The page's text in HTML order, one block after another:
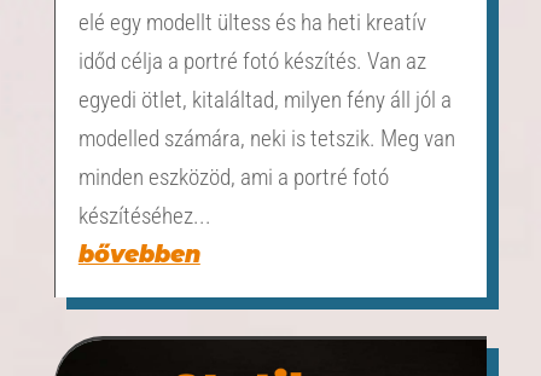
elé egy modellt ültess és ha heti kreatív
időd célja a portré fotó készítés. Van az
egyedi ötlet, kitaláltad, milyen fény áll jól a
modelled számára, neki is tetszik. Meg van
minden eszközöd, ami a portré fotó
készítéséhez...
bővebben